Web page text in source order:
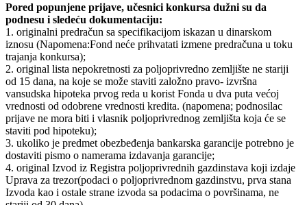
Pored popunjene prijave, učesnici konkursa dužni su da
podnesu i sledeću dokumentaciju:
1. originalni predračun sa specifikacijom iskazan u dinarskom
iznosu (Napomena:Fond neće prihvatati izmene predračuna u toku
trajanja konkursa);
2. original lista nepokretnosti za poljoprivredno zemljište ne stariji
od 15 dana, na koje se može staviti založno pravo- izvršna
vansudska hipoteka prvog reda u korist Fonda u dva puta većoj
vrednosti od odobrene vrednosti kredita. (napomena; podnosilac
prijave ne mora biti i vlasnik poljoprivrednog zemljišta koja će se
staviti pod hipoteku);
3. ukoliko je predmet obezbeđenja bankarska garancije potrebno je
dostaviti pismo o namerama izdavanja garancije;
4. original Izvod iz Registra poljoprivrednih gazdinstava koji izdaje
Uprava za trezor(podaci o poljoprivrednom gazdinstvu, prva stana
Izvoda kao i ostale strane izvoda sa podacima o površinama, ne